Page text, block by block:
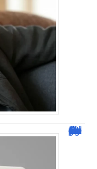
Dafont Police : guide complet pour télécharger !